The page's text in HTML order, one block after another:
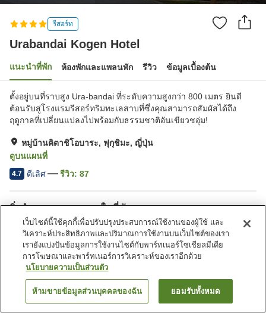
รีสอร์ท
Urabandai Kogen Hotel
แนะนำที่พัก ห้องพักและแพลนพัก รีวิว ข้อมูลเบื้องต้น
ตั้งอยู่บนที่ราบสูง Ura-bandai ที่ระดับความสูงกว่า 800 เมตร ยินดี
ต้อนรับสู่โรงแรมรีสอร์ทริมทะเลสาบที่ซึ่งคุณสามารถสัมผัสได้ถึง
ฤดูกาลที่เปลี่ยนแปลงไปพร้อมกับธรรมชาติอันเขียวชอุ่ม!
หมู่บ้านคิตาชิโอบาระ, ฟุกุชิมะ, ญี่ปุ่น
ดูบนแผนที่
4.7 ดีเลิศ รีวิว: 87
สิ่งอำนวยความสะดวกในที่พัก
ที่จอดรถ
ร้านอาหาร
เลานจ์
บาร์
หน้าแรก ญี่ปุ่น ฟุกุชิมะ
Urabandai Kogen Hotel
ค้นหาห้องพัก
เว็บไซต์นี้ใช้คุกกี้เพื่อปรับปรุงประสบการณ์ใช้งานของผู้ใช้ และ
วิเคราะห์ประสิทธิภาพและปริมาณการใช้งานบนเว็บไซต์ของเรา
เรายังแบ่งปันข้อมูลการใช้งานไซต์กับพาร์ทเนอร์โซเชียลมีเดีย
การโฆษณาและพาร์ทเนอร์การวิเคราะห์ของเราอีกด้วย
นโยบายความเป็นส่วนตัว
ห้ามขายข้อมูลส่วนบุคคลของฉัน ยอมรับทั้งหมด